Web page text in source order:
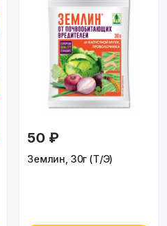
50 ₽
Землин, 30г (Т/Э)